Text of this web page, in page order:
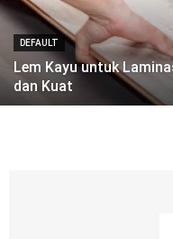
Cepat
Kering,
DEFAULT
Lem Kayu untuk
dan Kuat